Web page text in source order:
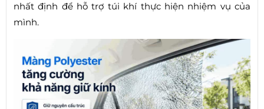
nhất định để hỗ trợ túi khí thực hiện nhiệm vụ của
mình.